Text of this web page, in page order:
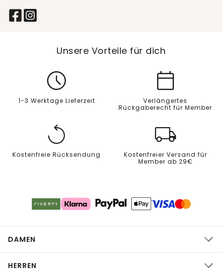
Unsere Vorteile für dich
1-3 Werktage Lieferzeit
Verlängertes
Rückgaberecht für Member
Kostenfreie Rücksendung
Kostenfreier Versand für
Member ab 29€
DAMEN
HERREN